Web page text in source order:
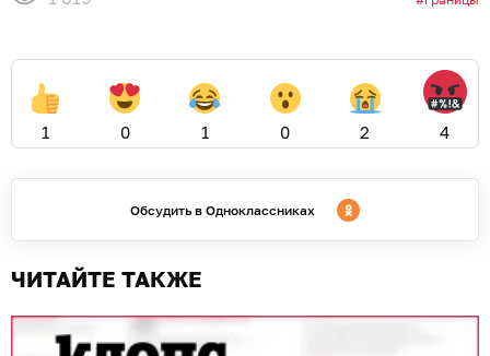
1 0 1 0 2 4
Обсудить в Одноклассниках
ЧИТАЙТЕ ТАКЖЕ